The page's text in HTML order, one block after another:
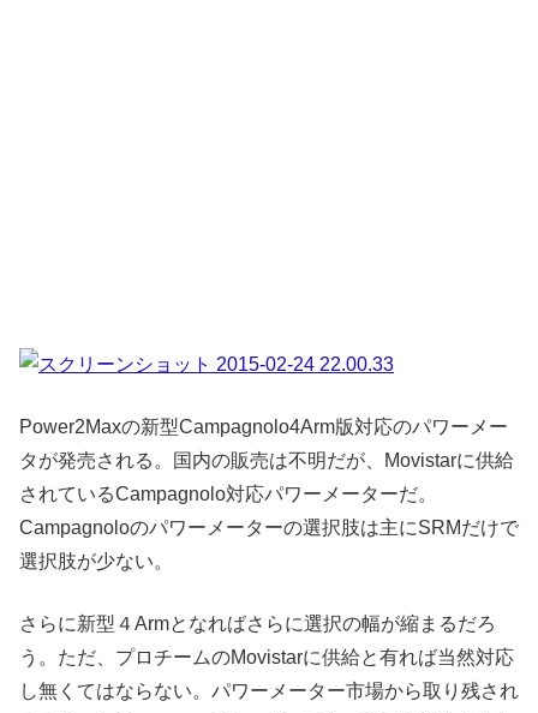
Power2Maxの新型Campagnolo4Arm版対応のパワーメー
タが発売される。国内の販売は不明だが、Movistarに供給
されているCampagnolo対応パワーメーターだ。
Campagnoloのパワーメーターの選択肢は主にSRMだけで
選択肢が少ない。
さらに新型４Armとなればさらに選択の幅が縮まるだろ
う。ただ、プロチームのMovistarに供給と有れば当然対応
し無くてはならない。パワーメーター市場から取り残され